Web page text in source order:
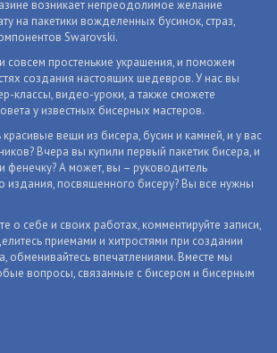
возникает непреодолимое желание
на пакетики вожделенных бусинок, страз,
Swarovski.
совсем простенькие украшения, и поможем
создания настоящих шедевров. У нас вы
классы, видео-уроки, а также сможете
у известных бисерных мастеров.
вещи из бисера, бусин и камней, и у вас
Вчера вы купили первый пакетик бисера, и
фенечку? А может, вы – руководитель
издания, посвященного бисеру? Вы все нужны
о себе и своих работах, комментируйте записи,
приемами и хитростями при создании
обменивайтесь впечатлениями. Вместе мы
вопросы, связанные с бисером и бисерным